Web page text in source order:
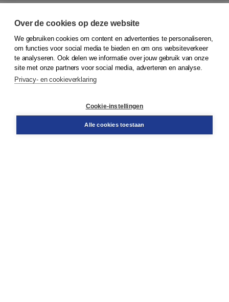
© 2026Koninklijke Boom uitgevers
Klantenservice
Service & informatie
Contact
Over de cookies op deze website
We gebruiken cookies om content en advertenties te personaliseren,
om functies voor social media te bieden en om ons websiteverkeer
te analyseren. Ook delen we informatie over jouw gebruik van onze
site met onze partners voor social media, adverteren en analyse.
Privacy- en cookieverklaring
Cookie-instellingen
Alle cookies toestaan